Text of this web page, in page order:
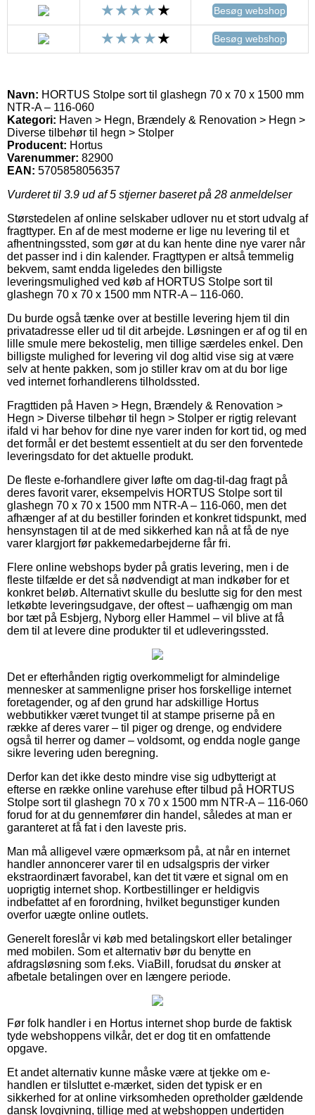
Besøg webshop
Besøg webshop
Navn: HORTUS Stolpe sort til glashegn 70 x 70 x 1500 mm
NTR-A – 116-060
Kategori: Haven > Hegn, Brændely & Renovation > Hegn >
Diverse tilbehør til hegn > Stolper
Producent: Hortus
Varenummer: 82900
EAN: 5705858056357
Vurderet til 3.9 ud af 5 stjerner baseret på 28 anmeldelser
Størstedelen af online selskaber udlover nu et stort udvalg af
fragttyper. En af de mest moderne er lige nu levering til et
afhentningssted, som gør at du kan hente dine nye varer når
det passer ind i din kalender. Fragttypen er altså temmelig
bekvem, samt endda ligeledes den billigste
leveringsmulighed ved køb af HORTUS Stolpe sort til
glashegn 70 x 70 x 1500 mm NTR-A – 116-060.
Du burde også tænke over at bestille levering hjem til din
privatadresse eller ud til dit arbejde. Løsningen er af og til en
lille smule mere bekostelig, men tillige særdeles enkel. Den
billigste mulighed for levering vil dog altid vise sig at være
selv at hente pakken, som jo stiller krav om at du bor lige
ved internet forhandlerens tilholdssted.
Fragttiden på Haven > Hegn, Brændely & Renovation >
Hegn > Diverse tilbehør til hegn > Stolper er rigtig relevant
ifald vi har behov for dine nye varer inden for kort tid, og med
det formål er det bestemt essentielt at du ser den forventede
leveringsdato for det aktuelle produkt.
De fleste e-forhandlere giver løfte om dag-til-dag fragt på
deres favorit varer, eksempelvis HORTUS Stolpe sort til
glashegn 70 x 70 x 1500 mm NTR-A – 116-060, men det
afhænger af at du bestiller forinden et konkret tidspunkt, med
hensynstagen til at de med sikkerhed kan nå at få de nye
varer klargjort før pakkemedarbejderne får fri.
Flere online webshops byder på gratis levering, men i de
fleste tilfælde er det så nødvendigt at man indkøber for et
konkret beløb. Alternativt skulle du beslutte sig for den mest
letkøbte leveringsudgave, der oftest – uafhængig om man
bor tæt på Esbjerg, Nyborg eller Hammel – vil blive at få
dem til at levere dine produkter til et udleveringssted.
Det er efterhånden rigtig overkommeligt for almindelige
mennesker at sammenligne priser hos forskellige internet
foretagender, og af den grund har adskillige Hortus
webbutikker været tvunget til at stampe priserne på en
række af deres varer – til piger og drenge, og endvidere
også til herrer og damer – voldsomt, og endda nogle gange
sikre levering uden beregning.
Derfor kan det ikke desto mindre vise sig udbytterigt at
efterse en række online varehuse efter tilbud på HORTUS
Stolpe sort til glashegn 70 x 70 x 1500 mm NTR-A – 116-060
forud for at du gennemfører din handel, således at man er
garanteret at få fat i den laveste pris.
Man må alligevel være opmærksom på, at når en internet
handler annoncerer varer til en udsalgspris der virker
ekstraordinært favorabel, kan det tit være et signal om en
uoprigtig internet shop. Kortbestillinger er heldigvis
indbefattet af en forordning, hvilket begunstiger kunden
overfor uægte online outlets.
Generelt foreslår vi køb med betalingskort eller betalinger
med mobilen. Som et alternativ bør du benytte en
afdragsløsning som f.eks. ViaBill, forudsat du ønsker at
afbetale betalingen over en længere periode.
Før folk handler i en Hortus internet shop burde de faktisk
tyde webshoppens vilkår, det er dog tit en omfattende
opgave.
Et andet alternativ kunne måske være at tjekke om e-
handlen er tilsluttet e-mærket, siden det typisk er en
sikkerhed for at online virksomheden opretholder gældende
dansk lovgivning, tillige med at webshoppen undertiden